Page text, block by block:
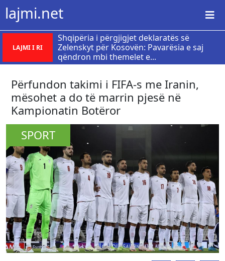
lajmi.net
LAJMI I RI
Shqipëria i përgjigjet deklaratës së
Zelenskyt për Kosovën: Pavarësia e saj
qëndron mbi themelet e...
Përfundon takimi i FIFA-s me Iranin,
mësohet a do të marrin pjesë në
Kampionatin Botëror
SPORT